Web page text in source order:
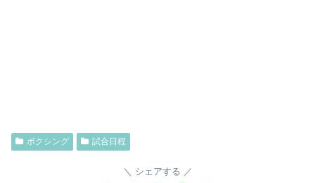
ボクシング 試合日程
シェアする